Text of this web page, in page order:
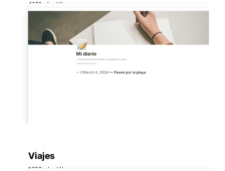
4191 plantillas
Viajes
1653 plantillas